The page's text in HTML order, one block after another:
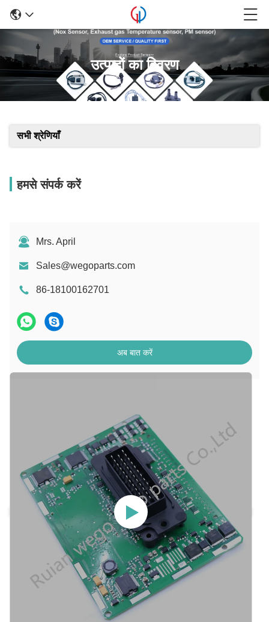
उत्पादों का विवरण
सभी श्रेणियाँ
हमसे संपर्क करें
Mrs. April
Sales@wegoparts.com
86-18100162701
अब बात करें